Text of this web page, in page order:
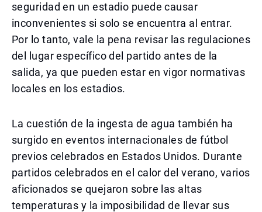
seguridad en un estadio puede causar
inconvenientes si solo se encuentra al entrar.
Por lo tanto, vale la pena revisar las regulaciones
del lugar específico del partido antes de la
salida, ya que pueden estar en vigor normativas
locales en los estadios.
La cuestión de la ingesta de agua también ha
surgido en eventos internacionales de fútbol
previos celebrados en Estados Unidos. Durante
partidos celebrados en el calor del verano, varios
aficionados se quejaron sobre las altas
temperaturas y la imposibilidad de llevar sus